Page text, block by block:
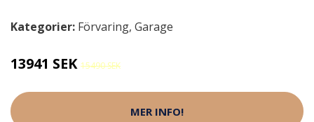
Kategorier: Förvaring, Garage
13941 SEK 15490 SEK
MER INFO!